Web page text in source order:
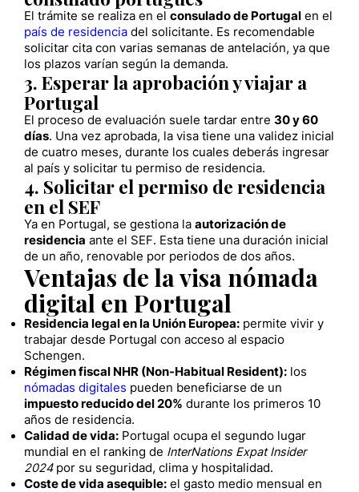
El trámite se realiza en el consulado de Portugal en el
país de residencia del solicitante. Es recomendable
solicitar cita con varias semanas de antelación, ya que
los plazos varían según la demanda.
3. Esperar la aprobación y viajar a
Portugal
El proceso de evaluación suele tardar entre 30 y 60
días. Una vez aprobada, la visa tiene una validez inicial
de cuatro meses, durante los cuales deberás ingresar
al país y solicitar tu permiso de residencia.
4. Solicitar el permiso de residencia
en el SEF
Ya en Portugal, se gestiona la autorización de
residencia ante el SEF. Esta tiene una duración inicial
de un año, renovable por periodos de dos años.
Ventajas de la visa nómada
digital en Portugal
Residencia legal en la Unión Europea: permite vivir y
trabajar desde Portugal con acceso al espacio
Schengen.
Régimen fiscal NHR (Non-Habitual Resident): los
nómadas digitales pueden beneficiarse de un
impuesto reducido del 20% durante los primeros 10
años de residencia.
Calidad de vida: Portugal ocupa el segundo lugar
mundial en el ranking de InterNations Expat Insider
2024por su seguridad, clima y hospitalidad.
Coste de vida asequible: el gasto medio mensual en